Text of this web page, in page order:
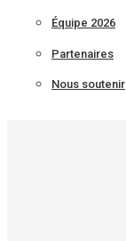
Équipe 2026
Partenaires
Nous soutenir